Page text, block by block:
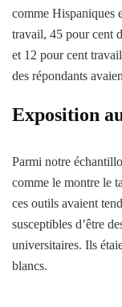
comme Hispaniques
travail, 45 pour cent
et 12 pour cent
des répondants
Exposition
Parmi notre
comme le montre le
ces outils avaient
susceptibles d’être
universitaires. Ils
blancs.